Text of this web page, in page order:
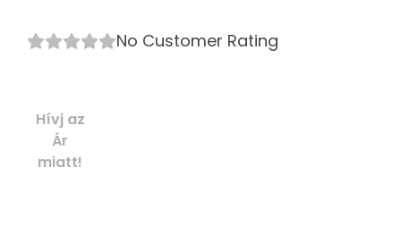
No Customer Rating
Hívj az
Ár
miatt!